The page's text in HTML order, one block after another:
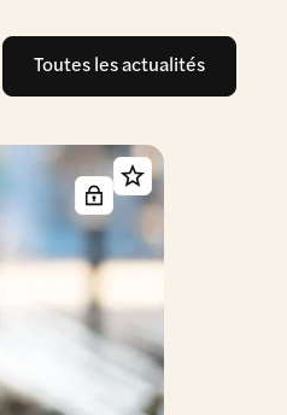
Toutes les actualités